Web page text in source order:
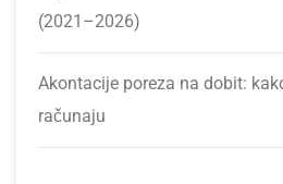
(2021–2026)
Akontacije poreza na dobit:
računaju